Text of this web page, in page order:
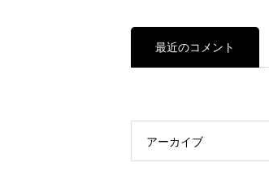
最近のコメント
アーカイブ